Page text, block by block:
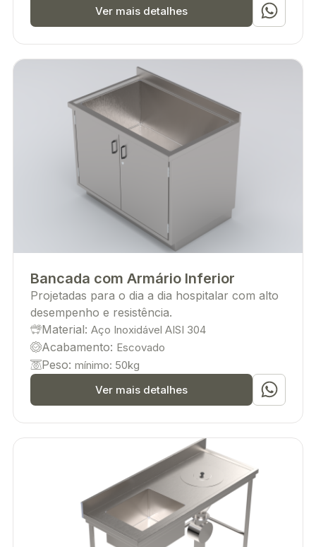
Ver mais detalhes
Bancada com Armário Inferior
Projetadas para o dia a dia hospitalar com alto
desempenho e resistência.
Material: Aço Inoxidável AISI 304
Acabamento: Escovado
Peso: mínimo: 50kg
Ver mais detalhes